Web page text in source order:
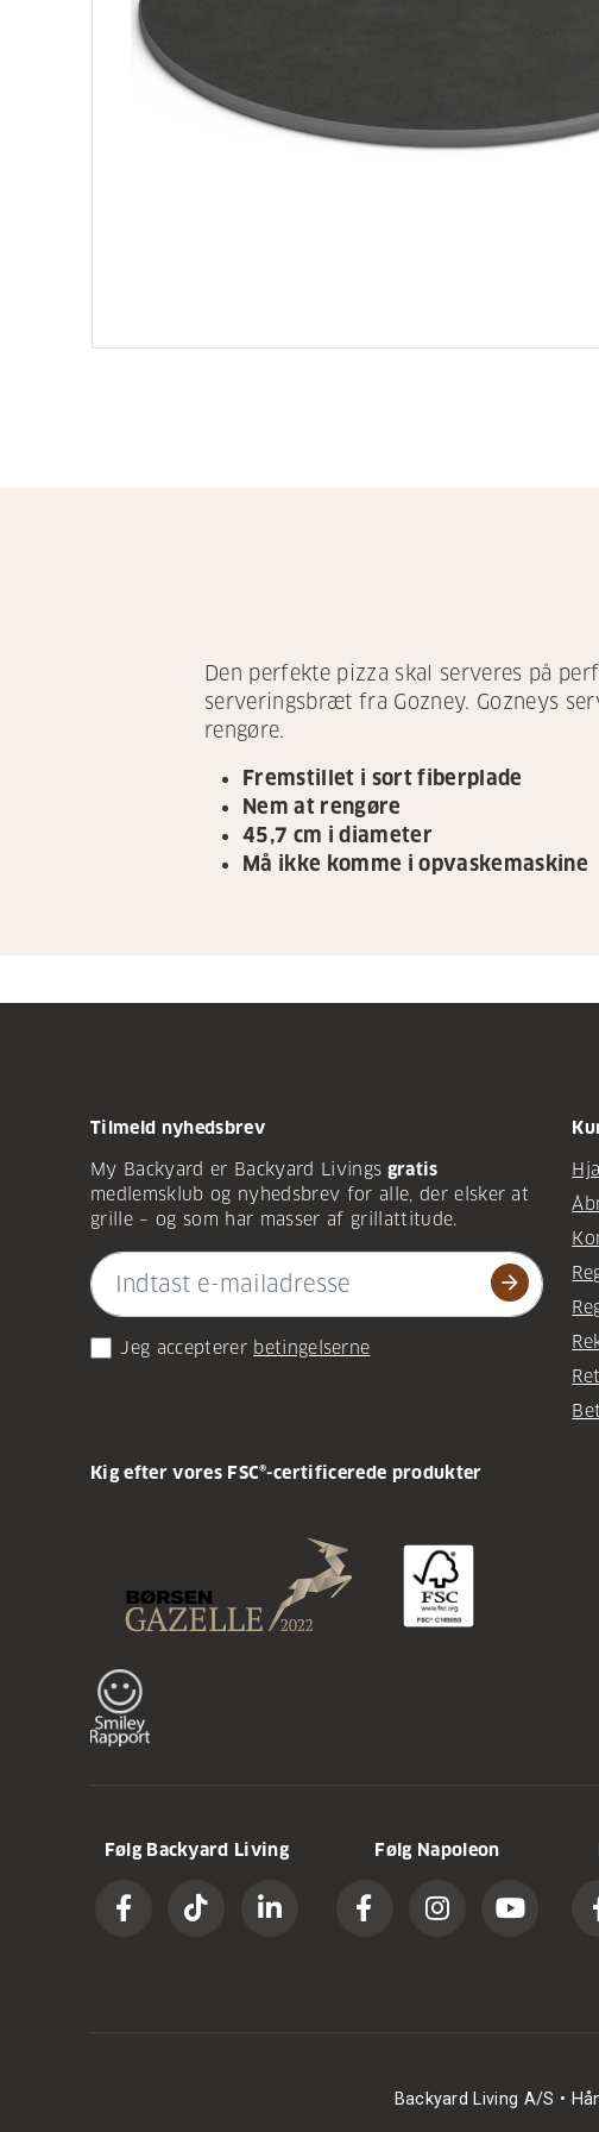
Den perfekte pizza skal serveres på
serveringsbræt fra Gozney. Gozneys
rengøre.
Fremstillet i sort fiberplade
Nem at rengøre
45,7 cm i diameter
Må ikke komme i opvaskemaskine
Tilmeld nyhedsbrev
My Backyard er Backyard Livings gratis
medlemsklub og nyhedsbrev for alle, der elsker at
grille – og som har masser af grillattitude.
arrow_forward
Jeg accepterer betingelserne
Kig efter vores FSC®-certificerede produkter
Følg Backyard Living Følg Napoleon
Backyard Living A/S •